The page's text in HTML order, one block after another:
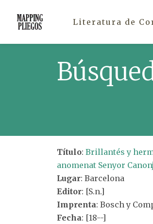
Literatura de
Título: Brillantés y
anomenat Senyor
Lugar: Barcelona
Editor: [S.n.]
Imprenta: Bosch y
Fecha: [18--]